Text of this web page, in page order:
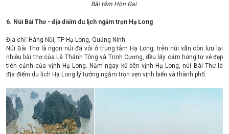
Bãi tắm Hòn Gai
6. Núi Bài Thơ - địa điểm du lịch ngắm trọn Hạ Long
Địa chỉ: Hàng Nồi, TP Hạ Long, Quảng Ninh
Núi Bài Thơ là ngọn núi đá vôi ở trung tâm Hạ Long, trên núi vẫn còn lưu lại
nhiều bài thơ của Lê Thánh Tông và Trịnh Cương, đều lấy cảm hứng từ vẻ đẹp
tiên cảnh của vịnh Hạ Long. Nằm ngay kế bên vịnh Hạ Long, núi Bài Thơ là
địa điểm du lịch Hạ Long lý tưởng ngắm trọn vẹn vịnh biển và thành phố.